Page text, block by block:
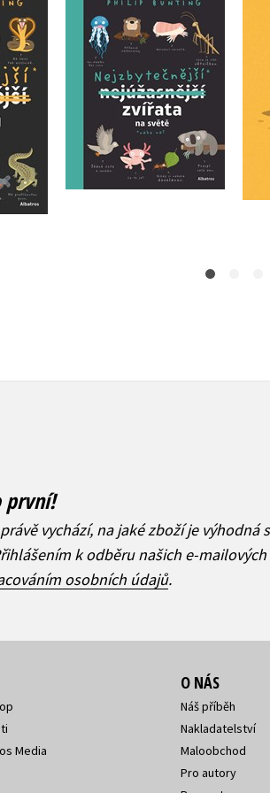
na
Kč
Nejzbytečnější zvířata
na světě
Philip Bunting
Do košíku
první!
vychází, na jaké zboží je výhodná
k odběru našich e-mailových
osobních údajů.
Media
O NÁS
Náš příběh
Nakladatelství
Maloobchod
Pro autory